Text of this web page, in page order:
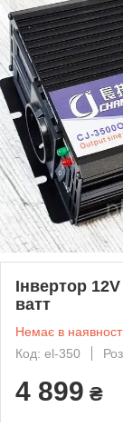
Інвертор
ватт
Немає в
Код: el-350
4 899 ₴